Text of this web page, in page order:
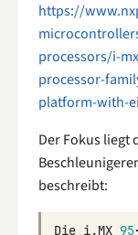
https://
processors/i-
processor-
platform-with-
Der Fokus liegt
beschreibt:
Die i.MX 95